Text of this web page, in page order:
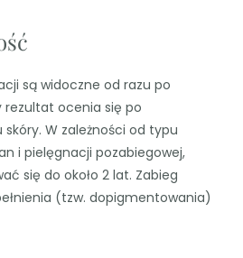
są widoczne od razu po
rezultat ocenia się po
W zależności od typu
i pielęgnacji pozabiegowej,
się do około 2 lat. Zabieg
(tzw. dopigmentowania)